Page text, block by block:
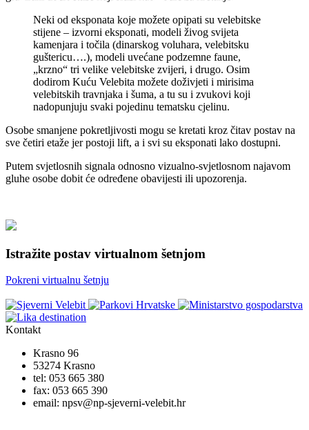
Neki od eksponata koje možete opipati su velebitske
stijene – izvorni eksponati, modeli živog svijeta
kamenjara i točila (dinarskog voluhara, velebitsku
guštericu….), modeli uvećane podzemne faune,
„krzno“ tri velike velebitske zvijeri, i drugo. Osim
dodirom Kuću Velebita možete doživjeti i mirisima
velebitskih travnjaka i šuma, a tu su i zvukovi koji
nadopunjuju svaki pojedinu tematsku cjelinu.
Osobe smanjene pokretljivosti mogu se kretati kroz čitav postav na
sve četiri etaže jer postoji lift, a i svi su eksponati lako dostupni.
Putem svjetlosnih signala odnosno vizualno-svjetlosnom najavom
gluhe osobe dobit će određene obavijesti ili upozorenja.
Istražite postav virtualnom šetnjom
Pokreni virtualnu šetnju
Kontakt
Krasno 96
53274 Krasno
tel: 053 665 380
fax: 053 665 390
email: npsv@np-sjeverni-velebit.hr